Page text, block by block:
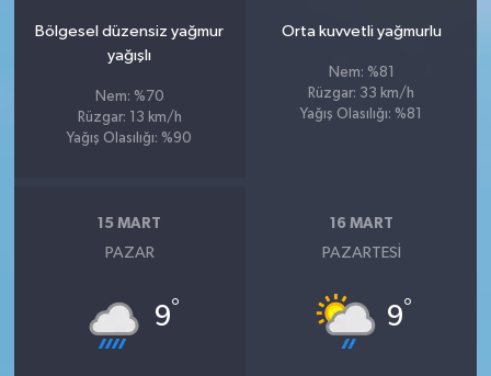
Bölgesel düzensiz yağmur
yağışlı
Nem: %70
Rüzgar: 13 km/h
Yağış Olasılığı: %90
Orta kuvvetli yağmurlu
Nem: %81
Rüzgar: 33 km/h
Yağış Olasılığı: %81
15 MART
PAZAR
9°
16 MART
PAZARTESI
9°